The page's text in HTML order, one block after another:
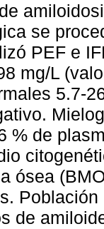
se
PEF e
mg/L
5.7-
% de
ósea
de